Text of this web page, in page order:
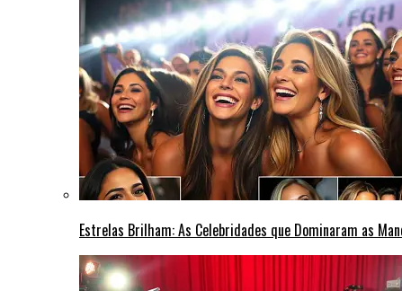
Estrelas Brilham: As Celebridades que Dominaram as